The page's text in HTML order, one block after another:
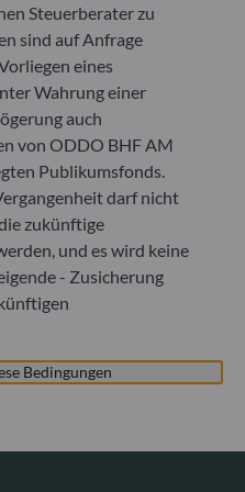
Russland
Europäischen Union
Krise verhängten
dass es gemäß den
(EU) Nr. 833/2014 und
und belarussischen
Personen mit
bzw. allen juristischen
mit Sitz in
Anteile an von der
Fonds zu zeichnen.
eines
sowie natürliche
oder unbefristeten
Steuerberater zu
sind auf Anfrage
eines
Wahrung einer
auch
von ODDO BHF AM
Publikumsfonds.
darf nicht
zukünftige
und es wird keine
- Zusicherung
Bedingungen